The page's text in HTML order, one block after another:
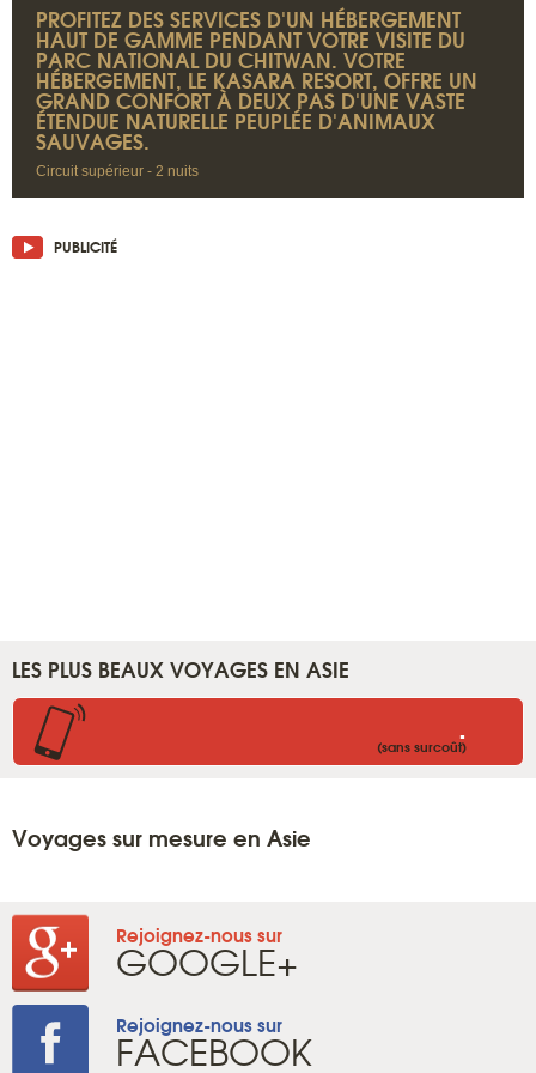
PROFITEZ DES SERVICES D'UN HÉBERGEMENT
HAUT DE GAMME PENDANT VOTRE VISITE DU
PARC NATIONAL DU CHITWAN. VOTRE
HÉBERGEMENT, LE KASARA RESORT, OFFRE UN
GRAND CONFORT À DEUX PAS D'UNE VASTE
ÉTENDUE NATURELLE PEUPLÉE D'ANIMAUX
SAUVAGES.
Circuit supérieur - 2 nuits
PUBLICITÉ
LES PLUS BEAUX VOYAGES EN ASIE
.
(sans surcoût)
Voyages sur mesure en Asie
Rejoignez-nous sur
GOOGLE+
Rejoignez-nous sur
FACEBOOK